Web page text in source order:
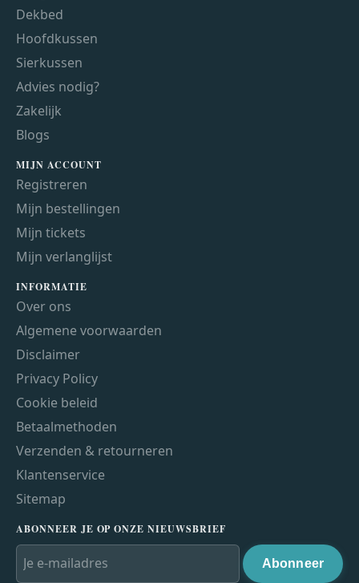
Dekbed
Hoofdkussen
Sierkussen
Advies nodig?
Zakelijk
Blogs
MIJN ACCOUNT
Registreren
Mijn bestellingen
Mijn tickets
Mijn verlanglijst
INFORMATIE
Over ons
Algemene voorwaarden
Disclaimer
Privacy Policy
Cookie beleid
Betaalmethoden
Verzenden & retourneren
Klantenservice
Sitemap
ABONNEER JE OP ONZE NIEUWSBRIEF
Abonneer